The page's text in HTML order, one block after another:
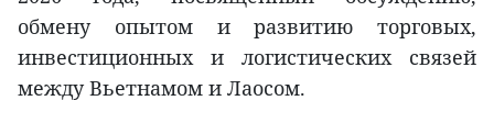
обмену опытом и развитию торговых,
инвестиционных и логистических связей
между Вьетнамом и Лаосом.